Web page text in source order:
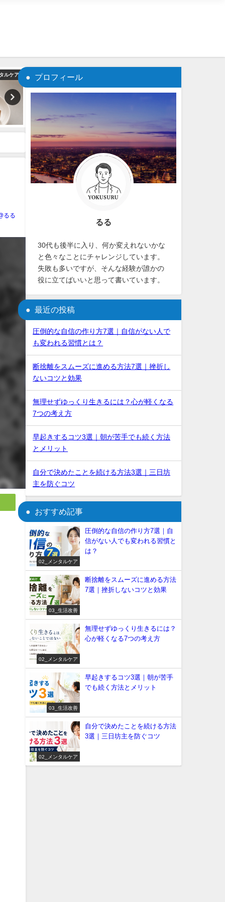
ルケア
るる
プロフィール
るる
30代も後半に入り、何か変えれないかな
と色々なことにチャレンジしています。
失敗も多いですが、そんな経験が誰かの
役に立てばいいと思って書いています。
最近の投稿
圧倒的な自信の作り方7選｜自信がない人で
も変われる習慣とは？
断捨離をスムーズに進める方法7選｜挫折し
ないコツと効果
無理せずゆっくり生きるには？心が軽くなる
7つの考え方
早起きするコツ3選｜朝が苦手でも続く方法
とメリット
自分で決めたことを続ける方法3選｜三日坊
主を防ぐコツ
おすすめ記事
02_メンタルケア
圧倒的な自信の作り方7選｜自
信がない人でも変われる習慣と
は？
03_生活改善
断捨離をスムーズに進める方法
7選｜挫折しないコツと効果
02_メンタルケア
無理せずゆっくり生きるには？
心が軽くなる7つの考え方
03_生活改善
早起きするコツ3選｜朝が苦手
でも続く方法とメリット
02_メンタルケア
自分で決めたことを続ける方法
3選｜三日坊主を防ぐコツ